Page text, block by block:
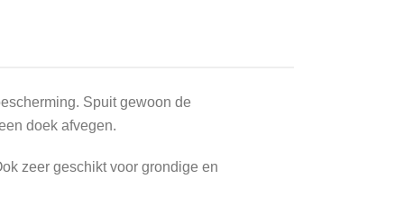
Spuit gewoon de
doek afvegen.
zeer geschikt voor grondige en